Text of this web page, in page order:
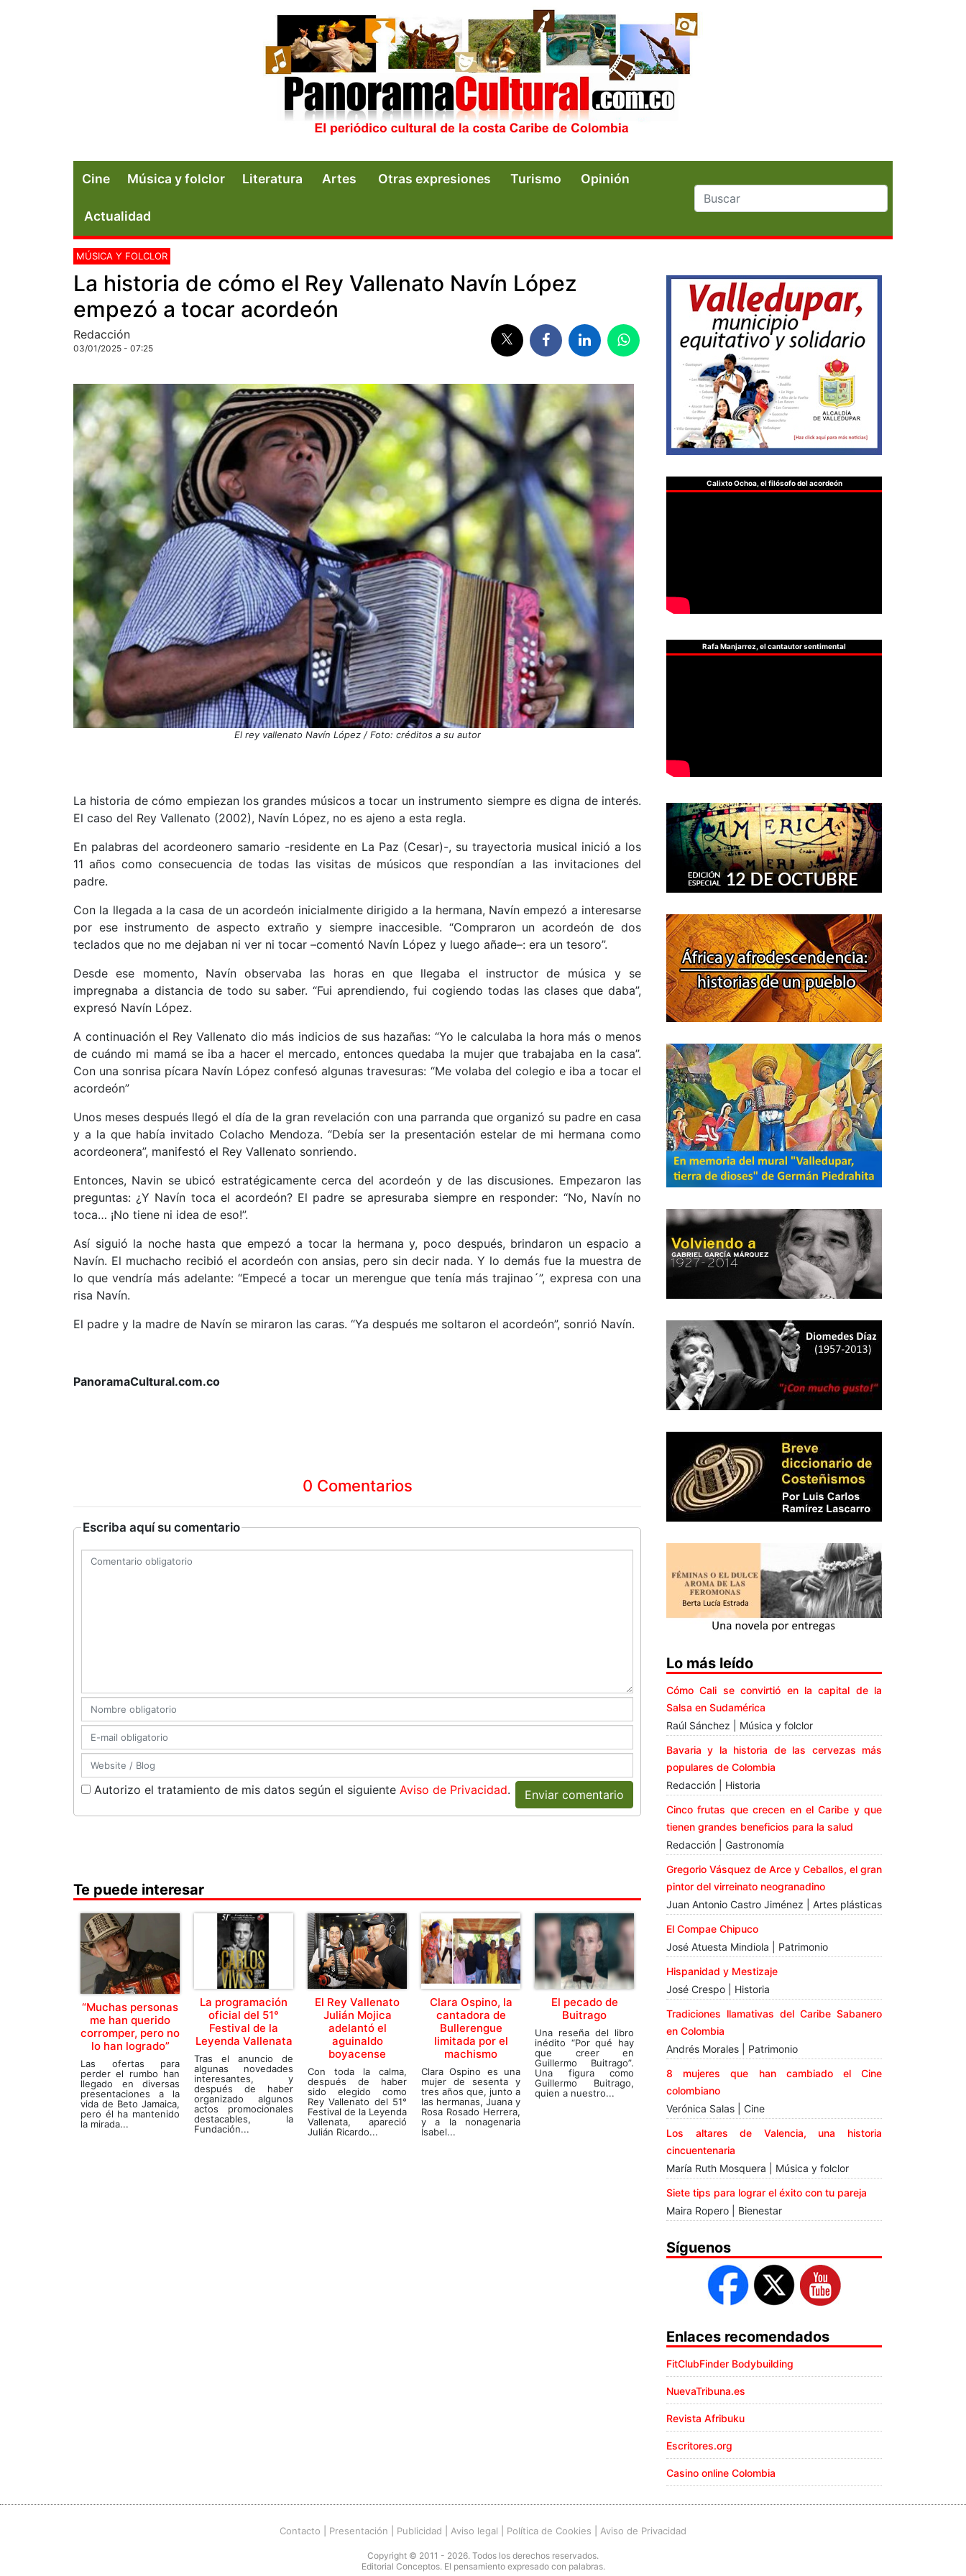
Cine Música y folclor Literatura Artes Otras expresiones Turismo Opinión
Actualidad
MÚSICA Y FOLCLOR
La historia de cómo el Rey Vallenato Navín López
empezó a tocar acordeón
Redacción
03/01/2025 - 07:25
El rey vallenato Navín López / Foto: créditos a su autor
La historia de cómo empiezan los grandes músicos a tocar un instrumento siempre es digna de interés.
El caso del Rey Vallenato (2002), Navín López, no es ajeno a esta regla.
En palabras del acordeonero samario -residente en La Paz (Cesar)-, su trayectoria musical inició a los
11 años como consecuencia de todas las visitas de músicos que respondían a las invitaciones del
padre.
Con la llegada a la casa de un acordeón inicialmente dirigido a la hermana, Navín empezó a interesarse
por ese instrumento de aspecto extraño y siempre inaccesible. “Compraron un acordeón de dos
teclados que no me dejaban ni ver ni tocar –comentó Navín López y luego añade–: era un tesoro”.
Desde ese momento, Navín observaba las horas en que llegaba el instructor de música y se
impregnaba a distancia de todo su saber. “Fui aprendiendo, fui cogiendo todas las clases que daba”,
expresó Navín López.
A continuación el Rey Vallenato dio más indicios de sus hazañas: “Yo le calculaba la hora más o menos
de cuándo mi mamá se iba a hacer el mercado, entonces quedaba la mujer que trabajaba en la casa”.
Con una sonrisa pícara Navín López confesó algunas travesuras: “Me volaba del colegio e iba a tocar el
acordeón”
Unos meses después llegó el día de la gran revelación con una parranda que organizó su padre en casa
y a la que había invitado Colacho Mendoza. “Debía ser la presentación estelar de mi hermana como
acordeonera”, manifestó el Rey Vallenato sonriendo.
Entonces, Navin se ubicó estratégicamente cerca del acordeón y de las discusiones. Empezaron las
preguntas: ¿Y Navín toca el acordeón? El padre se apresuraba siempre en responder: “No, Navín no
toca… ¡No tiene ni idea de eso!”.
Así siguió la noche hasta que empezó a tocar la hermana y, poco después, brindaron un espacio a
Navín. El muchacho recibió el acordeón con ansias, pero sin decir nada. Y lo demás fue la muestra de
lo que vendría más adelante: “Empecé a tocar un merengue que tenía más trajinao´”, expresa con una
risa Navín.
El padre y la madre de Navín se miraron las caras. “Ya después me soltaron el acordeón”, sonrió Navín.
PanoramaCultural.com.co
0 Comentarios
Escriba aquí su comentario
Autorizo el tratamiento de mis datos según el siguiente Aviso de Privacidad. Enviar comentario
Te puede interesar
“Muchas personas
me han querido
corromper, pero no
lo han logrado”
Las ofertas para
perder el rumbo han
llegado en diversas
presentaciones a la
vida de Beto Jamaica,
pero él ha mantenido
la mirada...
La programación
oficial del 51°
Festival de la
Leyenda Vallenata
Tras el anuncio de
algunas novedades
interesantes, y
después de haber
organizado algunos
actos promocionales
destacables, la
Fundación...
El Rey Vallenato
Julián Mojica
adelantó el
aguinaldo
boyacense
Con toda la calma,
después de haber
sido elegido como
Rey Vallenato del 51°
Festival de la Leyenda
Vallenata, apareció
Julián Ricardo...
Clara Ospino, la
cantadora de
Bullerengue
limitada por el
machismo
Clara Ospino es una
mujer de sesenta y
tres años que, junto a
las hermanas, Juana y
Rosa Rosado Herrera,
y a la nonagenaria
Isabel...
El pecado de
Buitrago
Una reseña del libro
inédito “Por qué hay
que creer en
Guillermo Buitrago”.
Una figura como
Guillermo Buitrago,
quien a nuestro...
Calixto Ochoa, el filósofo del acordeón
Rafa Manjarrez, el cantautor sentimental
Lo más leído
Cómo Cali se convirtió en la capital de la
Salsa en Sudamérica
Raúl Sánchez | Música y folclor
Bavaria y la historia de las cervezas más
populares de Colombia
Redacción | Historia
Cinco frutas que crecen en el Caribe y que
tienen grandes beneficios para la salud
Redacción | Gastronomía
Gregorio Vásquez de Arce y Ceballos, el gran
pintor del virreinato neogranadino
Juan Antonio Castro Jiménez | Artes plásticas
El Compae Chipuco
José Atuesta Mindiola | Patrimonio
Hispanidad y Mestizaje
José Crespo | Historia
Tradiciones llamativas del Caribe Sabanero
en Colombia
Andrés Morales | Patrimonio
8 mujeres que han cambiado el Cine
colombiano
Verónica Salas | Cine
Los altares de Valencia, una historia
cincuentenaria
María Ruth Mosquera | Música y folclor
Siete tips para lograr el éxito con tu pareja
Maira Ropero | Bienestar
Síguenos
Enlaces recomendados
FitClubFinder Bodybuilding
NuevaTribuna.es
Revista Afribuku
Escritores.org
Casino online Colombia
Contacto Presentación Publicidad Aviso legal Política de Cookies Aviso de Privacidad
Copyright © 2011 - 2026. Todos los derechos reservados.
Editorial Conceptos. El pensamiento expresado con palabras.